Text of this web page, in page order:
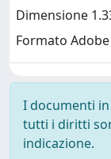
Dimensione
Formato Adobe
I documenti
tutti i diritti
indicazione.